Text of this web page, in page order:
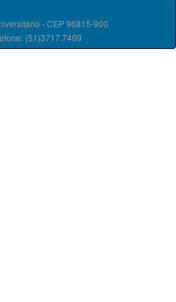
- CEP 96815-900
(51)3717.7409